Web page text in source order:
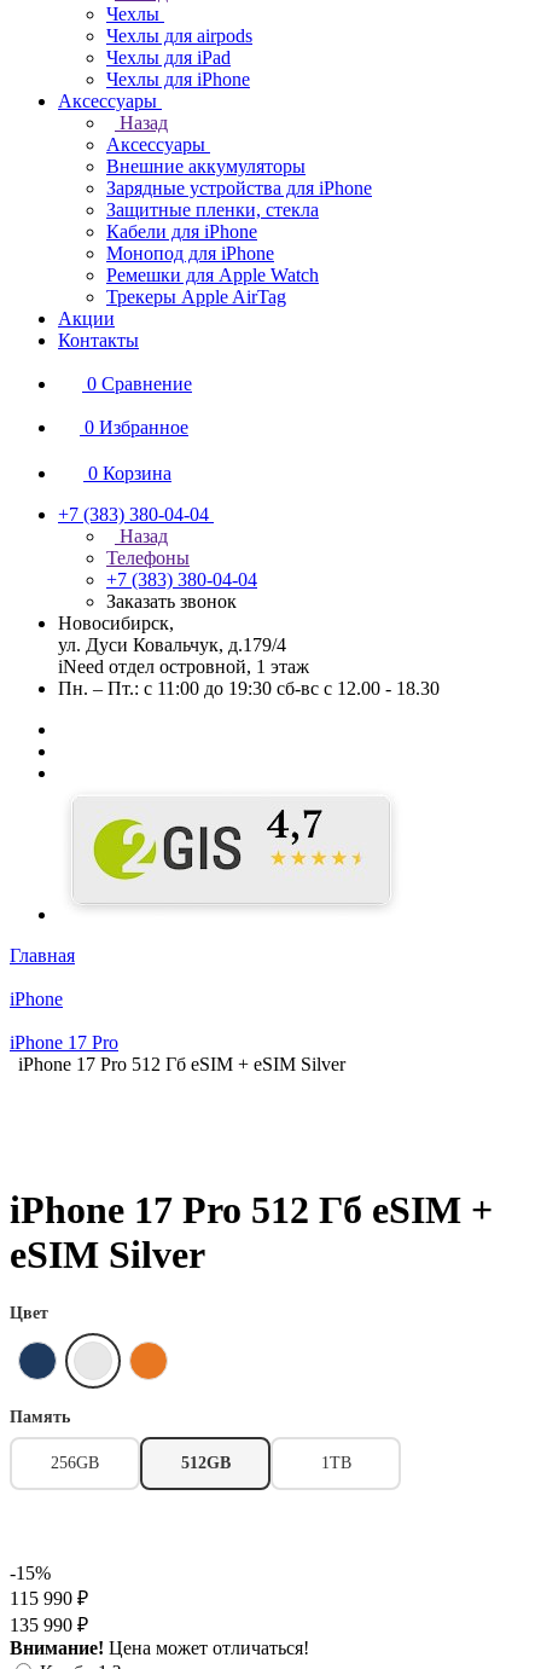
Чехлы
Чехлы для airpods
Чехлы для iPad
Чехлы для iPhone
Аксессуары
Назад
Аксессуары
Внешние аккумуляторы
Зарядные устройства для iPhone
Защитные пленки, стекла
Кабели для iPhone
Монопод для iPhone
Ремешки для Apple Watch
Трекеры Apple AirTag
Акции
Контакты
0 Сравнение
0 Избранное
0 Корзина
+7 (383) 380-04-04
Назад
Телефоны
+7 (383) 380-04-04
Заказать звонок
Новосибирск,
ул. Дуси Ковальчук, д.179/4
iNeed отдел островной, 1 этаж
Пн. – Пт.: с 11:00 до 19:30 сб-вс с 12.00 - 18.30
Главная
iPhone
iPhone 17 Pro
iPhone 17 Pro 512 Гб eSIM + eSIM Silver
iPhone 17 Pro 512 Гб eSIM +
eSIM Silver
Цвет
Память
256GB 512GB 1TB
-15%
115 990 ₽
135 990 ₽
Внимание! Цена может отличаться!